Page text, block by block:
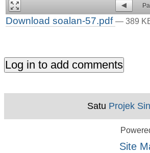
Download soalan-57.pdf — 389
Satu Projek
Site